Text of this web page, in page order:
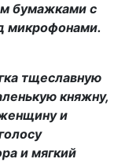
бумажками с
микрофонами.
тщеславную
княжну,
и
и мягкий